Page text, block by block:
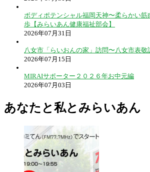
ボディポテンシャル福岡天神〜柔らかい
歩【みらいあん健康福祉部会】
2026年07月31日
八女市「らいおんの家」訪問〜八女市表敬
2026年07月15日
MIRAIサポーター２０２６年お中元編
2026年07月03日
あなたと私とみらいあん